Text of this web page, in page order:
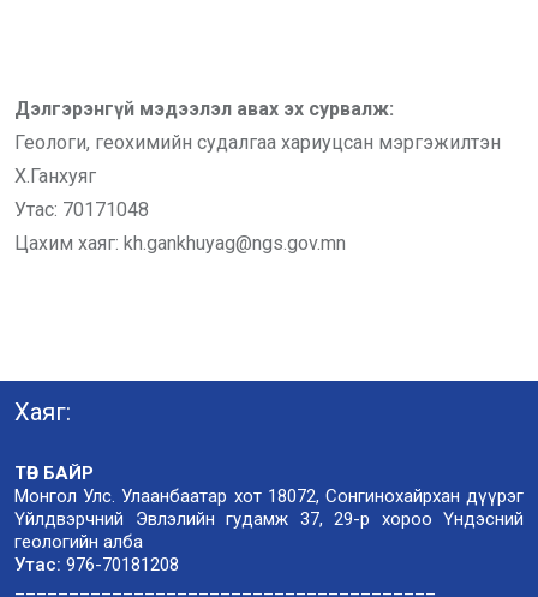
Дэлгэрэнгүй мэдээлэл авах эх сурвалж:
Геологи, геохимийн судалгаа хариуцсан мэргэжилтэн
Х.Ганхуяг
Утас: 70171048
Цахим хаяг: kh.gankhuyag@ngs.gov.mn
Хаяг:
ТӨВ БАЙР
Монгол Улс. Улаанбаатар хот 18072, Сонгинохайрхан дүүрэг
Үйлдвэрчний Эвлэлийн гудамж 37, 29-р хороо Үндэсний
геологийн алба
Утас: 976-70181208